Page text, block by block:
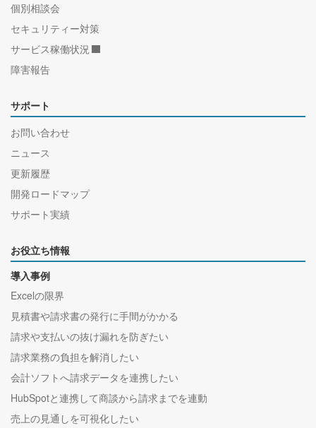
個別相談会
セキュリティー対策
サービス稼働状況
障害報告
サポート
お問い合わせ
ニュース
更新履歴
開発ロードマップ
サポート実績
お役立ち情報
導入事例
Excelの限界
見積書や請求書の発行に手間がかかる
請求や支払いの抜け漏れを防ぎたい
請求業務の負担を解消したい
会計ソフトへ請求データを連携したい
HubSpotと連携して商談から請求までを連動
売上の見通しを可視化したい